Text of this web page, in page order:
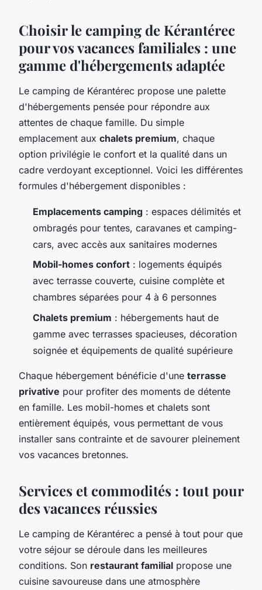
Choisir le camping de Kérantérec
pour vos vacances familiales : une
gamme d'hébergements adaptée
Le camping de Kérantérec propose une palette
d'hébergements pensée pour répondre aux
attentes de chaque famille. Du simple
emplacement aux chalets premium, chaque
option privilégie le confort et la qualité dans un
cadre verdoyant exceptionnel. Voici les différentes
formules d'hébergement disponibles :
Emplacements camping : espaces délimités et
ombragés pour tentes, caravanes et camping-
cars, avec accès aux sanitaires modernes
Mobil-homes confort : logements équipés
avec terrasse couverte, cuisine complète et
chambres séparées pour 4 à 6 personnes
Chalets premium : hébergements haut de
gamme avec terrasses spacieuses, décoration
soignée et équipements de qualité supérieure
Chaque hébergement bénéficie d'une terrasse
privative pour profiter des moments de détente
en famille. Les mobil-homes et chalets sont
entièrement équipés, vous permettant de vous
installer sans contrainte et de savourer pleinement
vos vacances bretonnes.
Services et commodités : tout pour
des vacances réussies
Le camping de Kérantérec a pensé à tout pour que
votre séjour se déroule dans les meilleures
conditions. Son restaurant familial propose une
cuisine savoureuse dans une atmosphère